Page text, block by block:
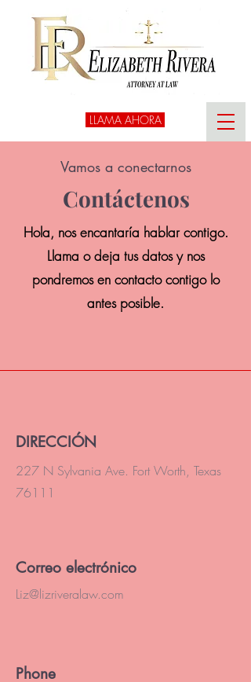
LLAMA AHORA
Vamos a conectarnos
Contáctenos
Hola, nos encantaría hablar contigo.
Llama o deja tus datos y nos
pondremos en contacto contigo lo
antes posible.
DIRECCIÓN
227 N Sylvania Ave. Fort Worth, Texas
76111
Correo electrónico
Liz@lizriveralaw.com
Phone